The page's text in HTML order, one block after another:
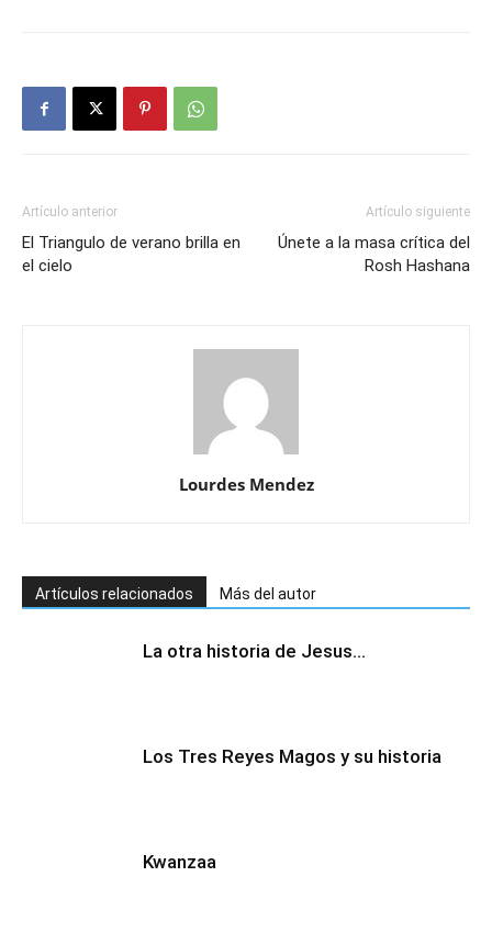
Artículo anterior
El Triangulo de verano brilla en
el cielo
Artículo siguiente
Únete a la masa crítica del
Rosh Hashana
Lourdes Mendez
Artículos relacionados Más del autor
La otra historia de Jesus…
Los Tres Reyes Magos y su historia
Kwanzaa